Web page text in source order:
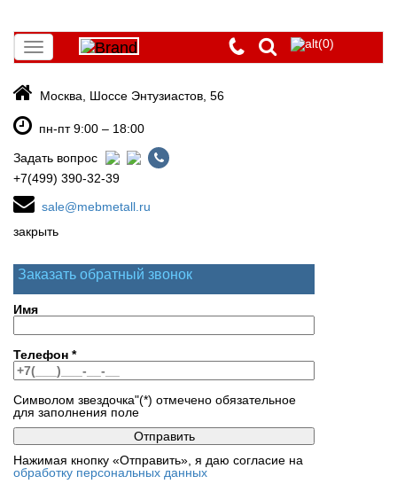
Toggle
navigation
(0)
Москва, Шоссе Энтузиастов, 56
пн-пт 9:00 – 18:00
Задать вопрос
+7(499) 390-32-39
sale@mebmetall.ru
закрыть
Заказать обратный звонок
Имя
Телефон *
Символом звездочка"(*) отмечено обязательное
для заполнения поле
Нажимая кнопку «Отправить», я даю согласие на
обработку персональных данных